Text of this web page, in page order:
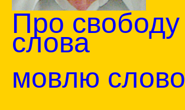
Про свободу
слова
мовлю слово